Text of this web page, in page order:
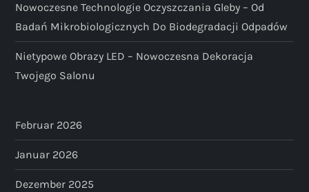
Nowoczesne Technologie Oczyszczania Gleby – Od
Badań Mikrobiologicznych Do Biodegradacji Odpadów
Nietypowe Obrazy LED – Nowoczesna Dekoracja
Twojego Salonu
Februar 2026
Januar 2026
Dezember 2025